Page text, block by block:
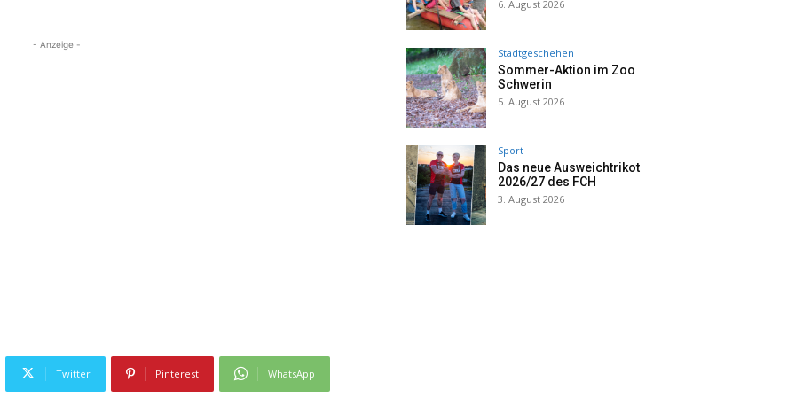
- Anzeige -
Twitter Pinterest WhatsApp
6. August 2026
Stadtgeschehen
Sommer-Aktion im Zoo
Schwerin
5. August 2026
Sport
Das neue Ausweichtrikot
2026/27 des FCH
3. August 2026